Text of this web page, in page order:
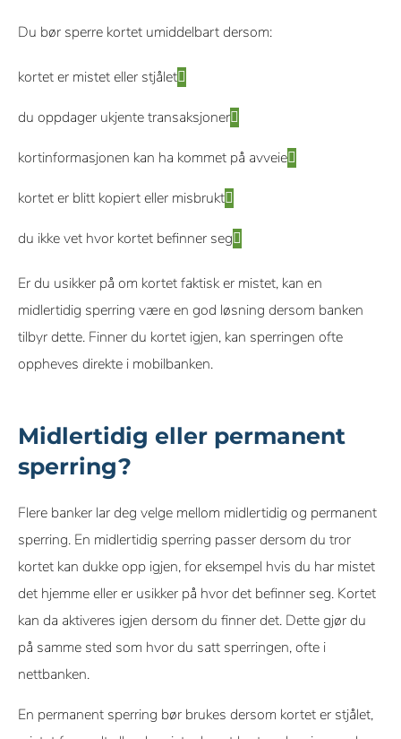
Du bør sperre kortet umiddelbart dersom:
kortet er mistet eller stjålet
du oppdager ukjente transaksjoner
kortinformasjonen kan ha kommet på avveie
kortet er blitt kopiert eller misbrukt
du ikke vet hvor kortet befinner seg
Er du usikker på om kortet faktisk er mistet, kan en
midlertidig sperring være en god løsning dersom banken
tilbyr dette. Finner du kortet igjen, kan sperringen ofte
oppheves direkte i mobilbanken.
Midlertidig eller permanent
sperring?
Flere banker lar deg velge mellom midlertidig og permanent
sperring. En midlertidig sperring passer dersom du tror
kortet kan dukke opp igjen, for eksempel hvis du har mistet
det hjemme eller er usikker på hvor det befinner seg. Kortet
kan da aktiveres igjen dersom du finner det. Dette gjør du
på samme sted som hvor du satt sperringen, ofte i
nettbanken.
En permanent sperring bør brukes dersom kortet er stjålet,